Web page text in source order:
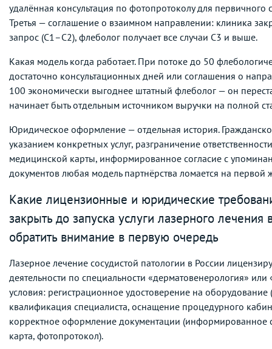
удалённая консультация по фотопротоколу для первичного
Третья — соглашение о взаимном направлении: клиника
запрос (C1–C2), флеболог получает все случаи C3 и выше.
Какая модель когда работает. При потоке до 50
достаточно консультационных дней или соглашения о
100 экономически выгоднее штатный флеболог — он
начинает быть отдельным источником выручки на полной
Юридическое оформление — отдельная история.
указанием конкретных услуг, разграничение
медицинской карты, информированное согласие с
документов любая модель партнёрства ломается на первой
Какие лицензионные и юридические
закрыть до запуска услуги лазерного лечения
обратить внимание в первую очередь
Лазерное лечение сосудистой патологии в России
деятельности по специальности «дерматовенерология» или
условия: регистрационное удостоверение на оборудование
квалификация специалиста, оснащение процедурного
корректное оформление документации (информированное
карта, фотопротокол).